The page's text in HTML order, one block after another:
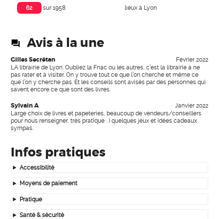
62 sur 1958 lieux à Lyon
Avis à la une
Gilles Secrétan
Février 2022
LA librairie de Lyon. Oubliez la Fnac ou les autres, c’est la librairie à ne
pas rater et à visiter. On y trouve tout ce que l’on cherche et même ce
que l’on y cherche pas. Et les conseils sont avisés par des personnes qui
savent encore ce que sont des livres.
Sylvain A
Janvier 2022
Large choix de livres et papeteries, beaucoup de vendeurs/conseillers
pour nous renseigner, très pratique : ) quelques jeux et idées cadeaux
sympas.
Infos pratiques
Accessibilité
Moyens de paiement
Pratique
Santé & sécurité